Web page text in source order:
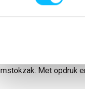
De zakken zijn in
gestikte naden
taille. Ergonomisch
rits. Voorzakken.
klep met verborgen
Afneembare
Met opdruk